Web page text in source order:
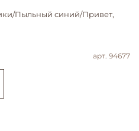
арт. 94677
Пыльный синий/Привет,